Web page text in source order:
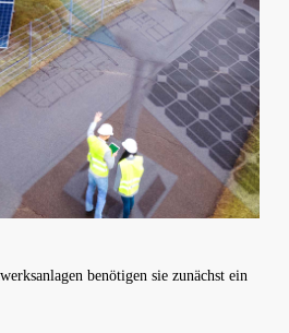
benötigen sie zunächst ein